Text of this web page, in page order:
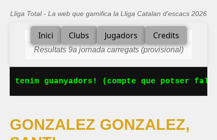
Lliga Total - La web que gamifica la Lliga Catalan d'escacs 2026
Inici Clubs Jugadors Credits
Resultats 9a jornada carregats (provisional)
tenim guanyadors! (compte que potser
GONZALEZ GONZALEZ,